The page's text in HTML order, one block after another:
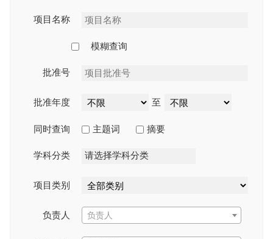
项目名称
模糊查询
批准号
批准年度 至
同时查询 主题词 摘要
学科分类
项目类别
负责人 负责人